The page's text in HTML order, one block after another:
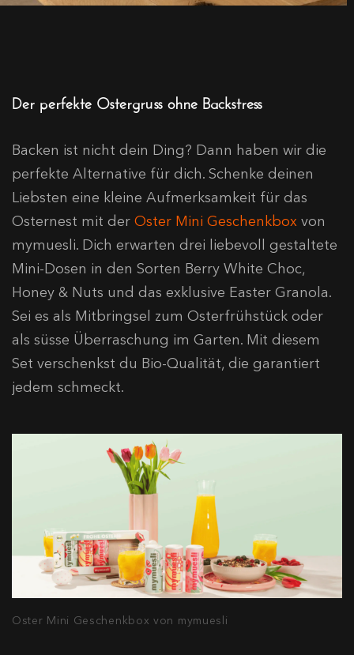
Der perfekte Ostergruss ohne Backstress
Backen ist nicht dein Ding? Dann haben wir die
perfekte Alternative für dich. Schenke deinen
Liebsten eine kleine Aufmerksamkeit für das
Osternest mit der Oster Mini Geschenkbox von
mymuesli. Dich erwarten drei liebevoll gestaltete
Mini-Dosen in den Sorten Berry White Choc,
Honey & Nuts und das exklusive Easter Granola.
Sei es als Mitbringsel zum Osterfrühstück oder
als süsse Überraschung im Garten. Mit diesem
Set verschenkst du Bio-Qualität, die garantiert
jedem schmeckt.
Oster Mini Geschenkbox von mymuesli